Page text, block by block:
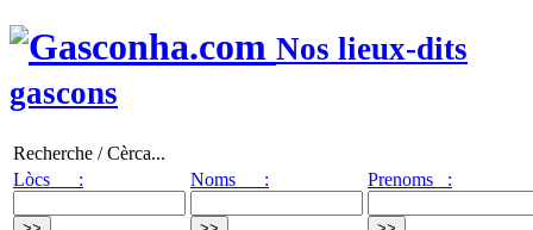
Nos lieux-dits
gascons
Recherche / Cèrca...
Lòcs :
Noms : Prenoms :